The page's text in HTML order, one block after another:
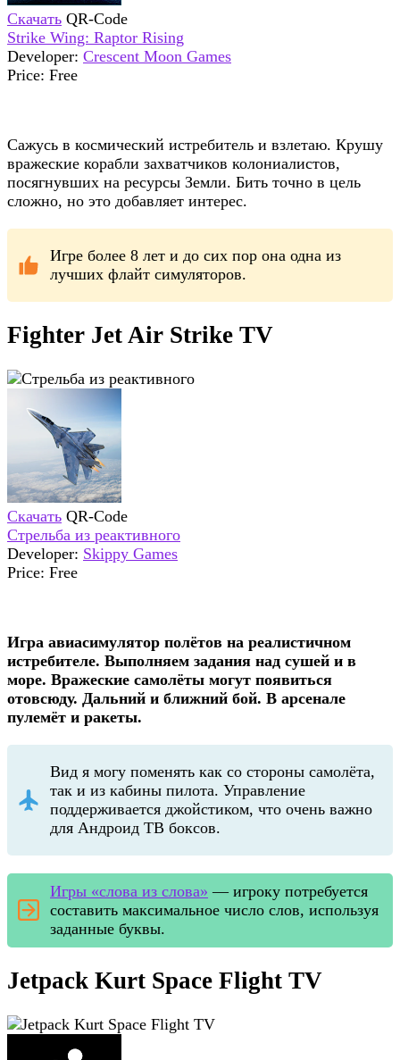
Скачать QR-Code
Strike Wing: Raptor Rising
Developer: Crescent Moon Games
Price: Free
Сажусь в космический истребитель и взлетаю. Крушу
вражеские корабли захватчиков колониалистов,
посягнувших на ресурсы Земли. Бить точно в цель
сложно, но это добавляет интерес.
Игре более 8 лет и до сих пор она одна из
лучших флайт симуляторов.
Fighter Jet Air Strike TV
Скачать QR-Code
Стрельба из реактивного
Developer: Skippy Games
Price: Free
Игра авиасимулятор полётов на реалистичном
истребителе. Выполняем задания над сушей и в
море. Вражеские самолёты могут появиться
отовсюду. Дальний и ближний бой. В арсенале
пулемёт и ракеты.
Вид я могу поменять как со стороны самолёта,
так и из кабины пилота. Управление
поддерживается джойстиком, что очень важно
для Андроид ТВ боксов.
Игры «слова из слова» — игроку потребуется
составить максимальное число слов, используя
заданные буквы.
Jetpack Kurt Space Flight TV